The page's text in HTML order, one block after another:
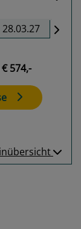
28.03.27
€ 574,-